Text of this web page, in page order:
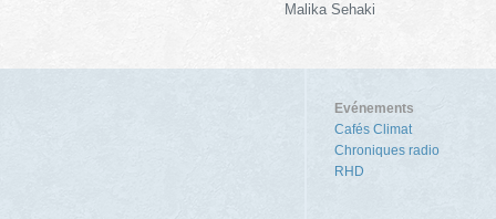
Malika Sehaki
Evénements
Cafés Climat
Chroniques radio
RHD